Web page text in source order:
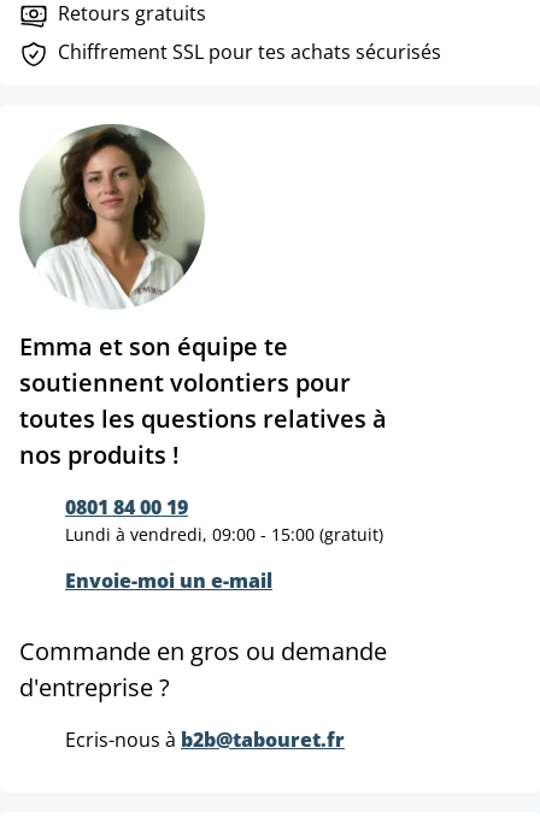
Retours gratuits
Chiffrement SSL pour tes achats sécurisés
Emma et son équipe te
soutiennent volontiers pour
toutes les questions relatives à
nos produits !
0801 84 00 19
Lundi à vendredi, 09:00 - 15:00 (gratuit)
Envoie-moi un e-mail
Commande en gros ou demande
d'entreprise ?
Ecris-nous à b2b@tabouret.fr